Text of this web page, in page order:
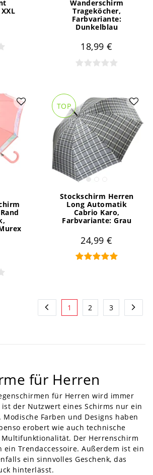
Wanderschirm
Trageköcher,
Farbvariante:
Dunkelblau
18,99 €
,
TOP
Stockschirm Herren
Long Automatik
Cabrio Karo,
Farbvariante: Grau
24,99 €
1 2 3
für Herren
für Herren wird immer
der Nutzwert eines Schirms nur ein
Farben und Designs haben
erobert wie auch technische
Der Herrenschirm
ein Trendaccessoire. Außerdem ist ein
ein sinnvolles Geschenk, das
hinterlässt.